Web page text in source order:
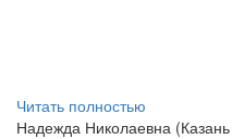
Читать полностью
Надежда Николаевна